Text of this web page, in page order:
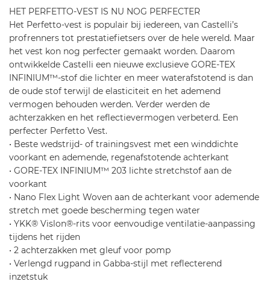
-
v
e
s
t
-
6
4
0
Fluo-
L
HET PERFETTO-VEST IS NU NOG PERFECTER
Het Perfetto-vest is populair bij iedereen, van Castelli’s
profrenners tot prestatiefietsers over de hele wereld. Maar
het vest kon nog perfecter gemaakt worden. Daarom
ontwikkelde Castelli een nieuwe exclusieve GORE-TEX
INFINIUM™-stof die lichter en meer waterafstotend is dan
de oude stof terwijl de elasticiteit en het ademend
vermogen behouden werden. Verder werden de
achterzakken en het reflectievermogen verbeterd. Een
perfecter Perfetto Vest.
• Beste wedstrijd- of trainingsvest met een winddichte
voorkant en ademende, regenafstotende achterkant
• GORE-TEX INFINIUM™ 203 lichte stretchstof aan de
voorkant
• Nano Flex Light Woven aan de achterkant voor ademende
stretch met goede bescherming tegen water
• YKK® Vislon®-rits voor eenvoudige ventilatie-aanpassing
tijdens het rijden
• 2 achterzakken met gleuf voor pomp
• Verlengd rugpand in Gabba-stijl met reflecterend
inzetstuk